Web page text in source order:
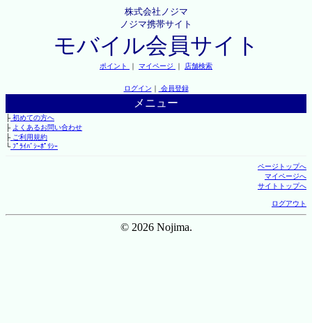
株式会社ノジマ
ノジマ携帯サイト
モバイル会員サイト
ポイント ｜ マイページ ｜ 店舗検索
ログイン ｜ 会員登録
メニュー
├初めての方へ
├ よくあるお問い合わせ
├ご利用規約
└ﾌﾟﾗｲﾊﾞｼｰﾎﾟﾘｼｰ
ページトップへ
マイページへ
サイトトップへ
ログアウト
© 2026 Nojima.